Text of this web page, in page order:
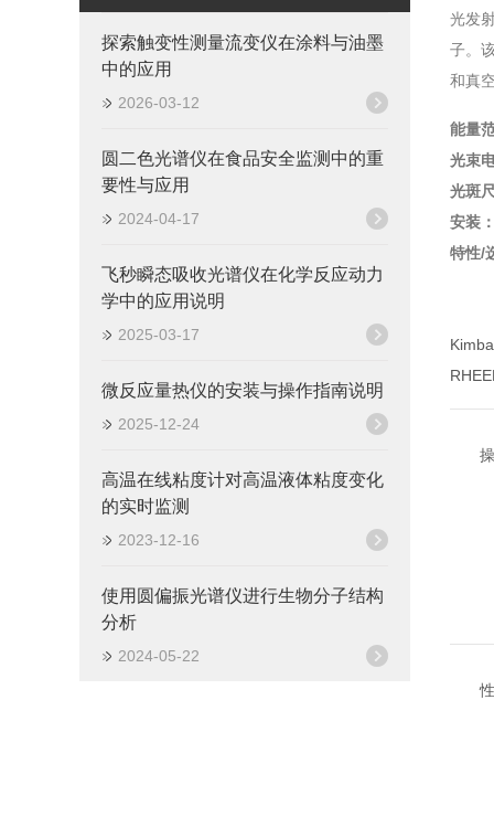
探索触变性测量流变仪在涂料与油墨
中的应用
2026-03-12
圆二色光谱仪在食品安全监测中的重
要性与应用
2024-04-17
飞秒瞬态吸收光谱仪在化学反应动力
学中的应用说明
2025-03-17
微反应量热仪的安装与操作指南说明
2025-12-24
高温在线粘度计对高温液体粘度变化
的实时监测
2023-12-16
使用圆偏振光谱仪进行生物分子结构
分析
2024-05-22
光发
子。
和真
能量
光束
光斑
安装
特性/